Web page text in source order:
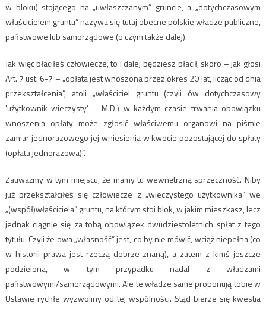
w bloku) stojącego na „uwłaszczanym” gruncie, a „dotychczasowym
właścicielem gruntu” nazywa się tutaj obecne polskie władze publiczne,
państwowe lub samorządowe (o czym także dalej).
Jak więc płaciłeś człowiecze, to i dalej będziesz płacił, skoro – jak głosi
Art. 7 ust. 6-7 – „opłata jest wnoszona przez okres 20 lat, licząc od dnia
przekształcenia”, atoli „właściciel gruntu (czyli ów dotychczasowy
'użytkownik wieczysty’ – M.D.) w każdym czasie trwania obowiązku
wnoszenia opłaty może zgłosić właściwemu organowi na piśmie
zamiar jednorazowego jej wniesienia w kwocie pozostającej do spłaty
(opłata jednorazowa)”.
Zauważmy w tym miejscu, że mamy tu wewnętrzną sprzeczność. Niby
już przekształciłeś się człowiecze z „wieczystego użytkownika” we
„(współ)właściciela” gruntu, na którym stoi blok, w jakim mieszkasz, lecz
jednak ciągnie się za tobą obowiązek dwudziestoletnich spłat z tego
tytułu. Czyli że owa „własność” jest, co by nie mówić, wciąż niepełna (co
w historii prawa jest rzeczą dobrze znaną), a zatem z kimś jeszcze
podzielona, w tym przypadku nadal z władzami
państwowymi/samorządowymi. Ale te władze same proponują tobie w
Ustawie rychłe wyzwoliny od tej wspólności. Stąd bierze się kwestia